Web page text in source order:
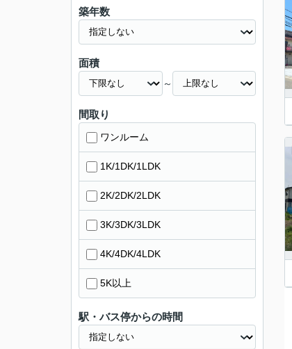
築年数
面積
～
間取り
ワンルーム
1K/1DK/1LDK
2K/2DK/2LDK
3K/3DK/3LDK
4K/4DK/4LDK
5K以上
駅・バス停からの時間